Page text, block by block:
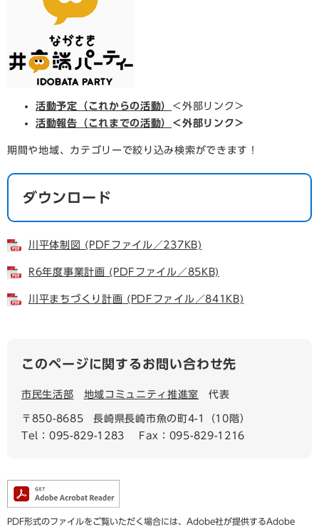
活動予定（これからの活動）
＜外部リンク＞
活動報告（これまでの活動）
＜外部リンク＞
期間や地域、カテゴリーで絞り込み検索ができます！
ダウンロード
川平体制図 (PDFファイル／237KB)
R6年度事業計画 (PDFファイル／85KB)
川平まちづくり計画 (PDFファイル／841KB)
このページに関するお問い合わせ先
市民生活部 地域コミュニティ推進室 代表
〒850-8685
長崎県長崎市魚の町4-1（10階）
Tel：095-829-1283
Fax：095-829-1216
PDF形式のファイルをご覧いただく場合には、Adobe社が提供するAdobe